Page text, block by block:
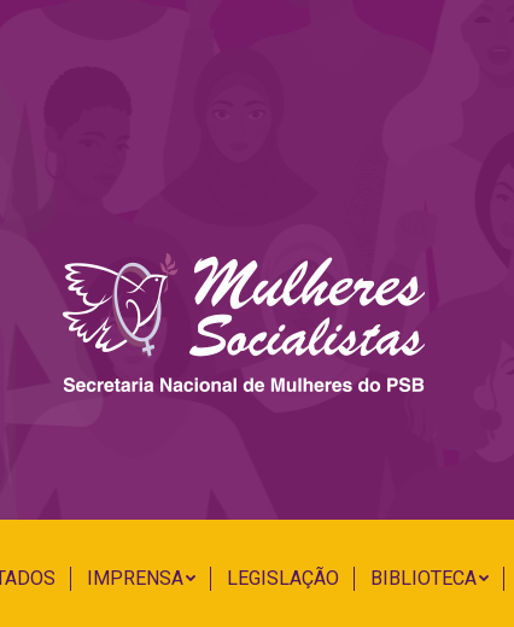
IMPRENSA LEGISLAÇÃO BIBLIOTECA